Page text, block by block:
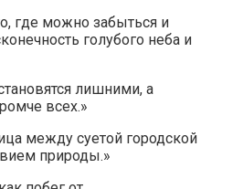
где можно забыться и
голубого неба и
лишними, а
всех.»
между суетой городской
природы.»